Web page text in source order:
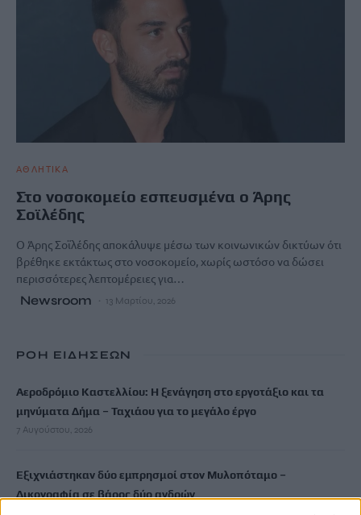
ΑΘΛΗΤΙΚΑ
Στο νοσοκομείο εσπευσμένα ο Άρης
Σοϊλέδης
Ο Άρης Σοϊλέδης αποκάλυψε μέσω των κοινωνικών δικτύων ότι
βρέθηκε εκτάκτως στο νοσοκομείο, χωρίς ωστόσο να δώσει
περισσότερες λεπτομέρειες για…
Newsroom 13 Μαρτίου, 2026
ΡΟΗ ΕΙΔΗΣΕΩΝ
Αεροδρόμιο Καστελλίου: Η ξενάγηση στο εργοτάξιο και τα
μηνύματα Δήμα – Ταχιάου για το μεγάλο έργο
7 Αυγούστου, 2026
Εξιχνιάστηκαν δύο εμπρησμοί στον Μυλοπόταμο –
Δικογραφία σε βάρος δύο ανδρών